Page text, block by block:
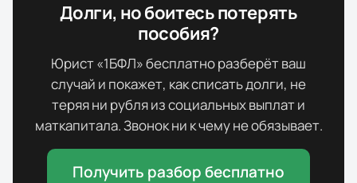
Долги, но боитесь потерять
пособия?
Юрист «1БФЛ» бесплатно разберёт ваш
случай и покажет, как списать долги, не
теряя ни рубля из социальных выплат и
маткапитала. Звонок ни к чему не обязывает.
Получить разбор бесплатно